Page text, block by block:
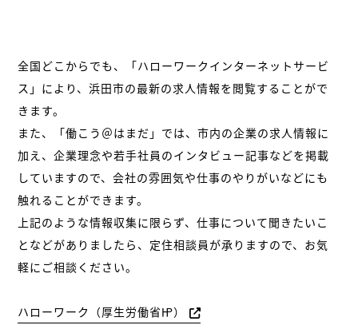
全国どこからでも、「ハローワークインターネットサービ
ス」により、浜田市の最新の求人情報を閲覧することがで
きます。
また、「働こう＠はまだ」では、市内の企業の求人情報に
加え、企業理念や若手社員のインタビュー記事などを掲載
していますので、会社の雰囲気や仕事のやりがいなどにも
触れることができます。
上記のような情報収集に限らず、仕事について聞きたいこ
となどがありましたら、定住相談員が承りますので、お気
軽にご相談ください。
ハローワーク（厚生労働省㏋）